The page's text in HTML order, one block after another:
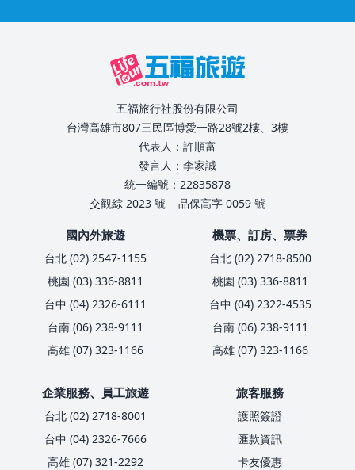
五福旅行社股份有限公司
台灣高雄市807三民區博愛一路28號2樓、3樓
代表人：許順富
發言人：李家誠
統一編號：22835878
交觀綜 2023 號
品保高字 0059 號
國內外旅遊
台北 (02) 2547-1155
桃園 (03) 336-8811
台中 (04) 2326-6111
台南 (06) 238-9111
高雄 (07) 323-1166
機票、訂房、票券
台北 (02) 2718-8500
桃園 (03) 336-8811
台中 (04) 2322-4535
台南 (06) 238-9111
高雄 (07) 323-1166
企業服務、員工旅遊
台北 (02) 2718-8001
台中 (04) 2326-7666
高雄 (07) 321-2292
旅客服務
護照簽證
匯款資訊
卡友優惠